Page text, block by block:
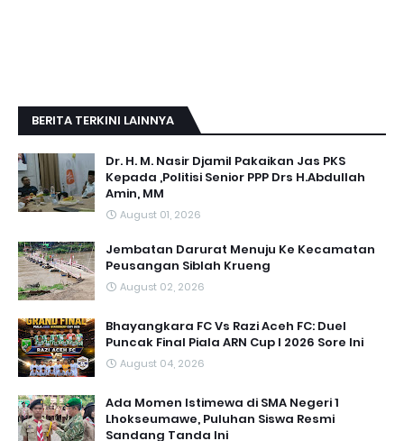
BERITA TERKINI LAINNYA
Dr. H. M. Nasir Djamil Pakaikan Jas PKS
Kepada ,Politisi Senior PPP Drs H.Abdullah
Amin, MM
August 01, 2026
Jembatan Darurat Menuju Ke Kecamatan
Peusangan Siblah Krueng
August 02, 2026
Bhayangkara FC Vs Razi Aceh FC: Duel
Puncak Final Piala ARN Cup I 2026 Sore Ini
August 04, 2026
Ada Momen Istimewa di SMA Negeri 1
Lhokseumawe, Puluhan Siswa Resmi
Sandang Tanda Ini